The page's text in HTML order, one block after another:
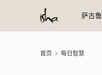
萨古鲁
首页 每日智慧